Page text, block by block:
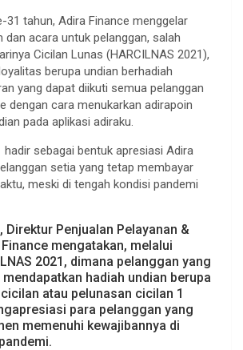
31 tahun, Adira Finance menggelar
dan acara untuk pelanggan, salah
Cicilan Lunas (HARCILNAS 2021),
berupa undian berhadiah
yang dapat diikuti semua pelanggan
dengan cara menukarkan adirapoin
pada aplikasi adiraku.
hadir sebagai bentuk apresiasi Adira
setia yang tetap membayar
meski di tengah kondisi pandemi
Direktur Penjualan Pelayanan &
mengatakan, melalui
2021, dimana pelanggan yang
hadiah undian berupa
atau pelunasan cicilan 1
para pelanggan yang
memenuhi kewajibannya di